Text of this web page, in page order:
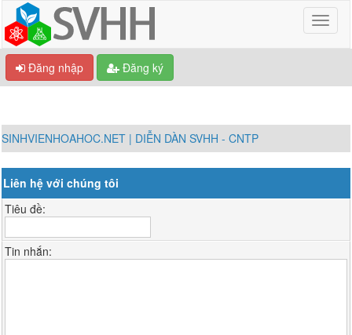
Đăng nhập Đăng ký
SINHVIENHOAHOC.NET | DIỄN DÀN SVHH - CNTP
Liên hệ với chúng tôi
Tiêu đề:
Tin nhắn: